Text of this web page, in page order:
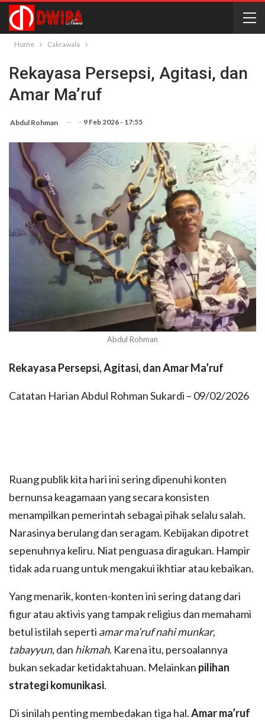
Home Cakrawala
Rekayasa Persepsi, Agitasi, dan
Amar Ma’ruf
Abdul Rohman - 9 Feb 2026 - 17:55
Abdul Rohman
Rekayasa Persepsi, Agitasi, dan Amar Ma’ruf
Catatan Harian Abdul Rohman Sukardi – 09/02/2026
Ruang publik kita hari ini sering dipenuhi konten
bernunsa keagamaan yang secara konsisten
menampilkan pemerintah sebagai pihak selalu salah.
Narasinya berulang dan seragam. Kebijakan dipotret
sepenuhnya keliru. Niat penguasa diragukan. Hampir
tidak ada ruang untuk mengakui ikhtiar atau kebaikan.
Yang menarik, konten-konten ini sering datang dari
figur atau aktivis yang tampak religius dan memahami
betul istilah seperti amar ma’ruf nahi munkar,
tabayyun, dan hikmah. Karena itu, persoalannya
bukan sekadar ketidaktahuan. Melainkan pilihan
strategi komunikasi.
Di sinilah penting membedakan tiga hal.Amar ma’ruf